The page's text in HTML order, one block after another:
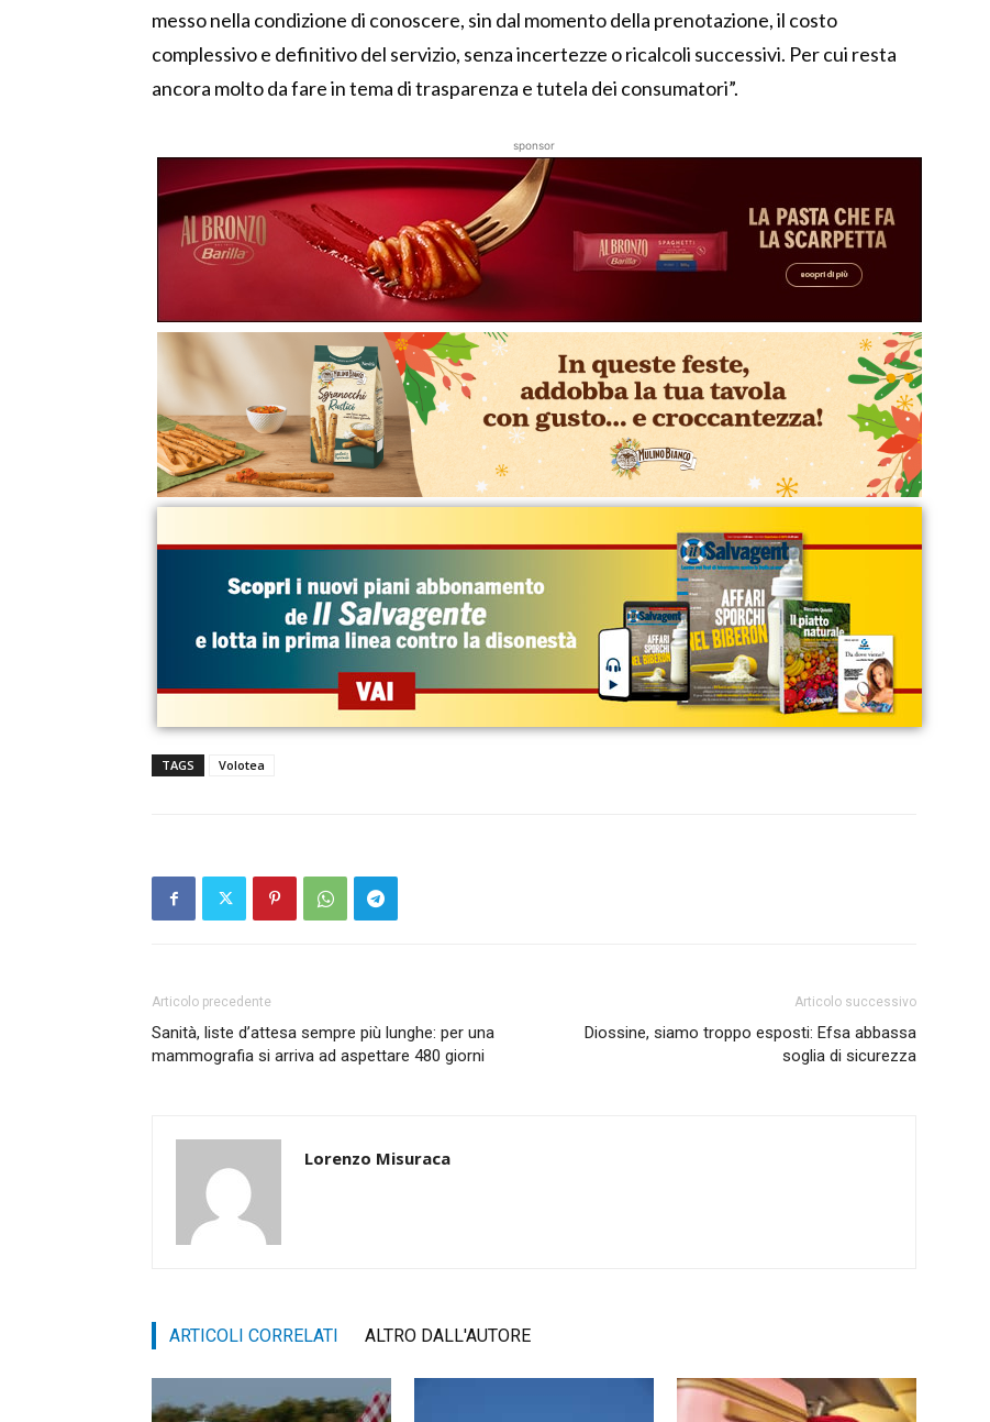
messo nella condizione di conoscere, sin dal momento della prenotazione, il costo
complessivo e definitivo del servizio, senza incertezze o ricalcoli successivi. Per cui resta
ancora molto da fare in tema di trasparenza e tutela dei consumatori”.
sponsor
TAGS Volotea
Articolo precedente
Sanità, liste d’attesa sempre più lunghe: per una
mammografia si arriva ad aspettare 480 giorni
Articolo successivo
Diossine, siamo troppo esposti: Efsa abbassa
soglia di sicurezza
Lorenzo Misuraca
ARTICOLI CORRELATI ALTRO DALL'AUTORE